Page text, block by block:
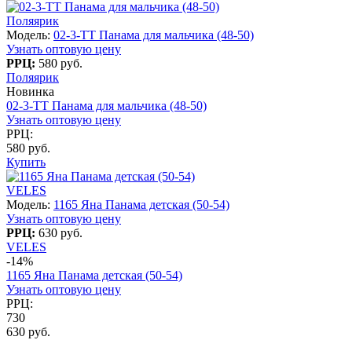
Поляярик
Модель: 02-3-TT Панама для мальчика (48-50)
Узнать оптовую цену
РРЦ: 580 руб.
Поляярик
Новинка
02-3-TT Панама для мальчика (48-50)
Узнать оптовую цену
РРЦ:
580 руб.
Купить
VELES
Модель: 1165 Яна Панама детская (50-54)
Узнать оптовую цену
РРЦ: 630 руб.
VELES
-14%
1165 Яна Панама детская (50-54)
Узнать оптовую цену
РРЦ:
730
630 руб.